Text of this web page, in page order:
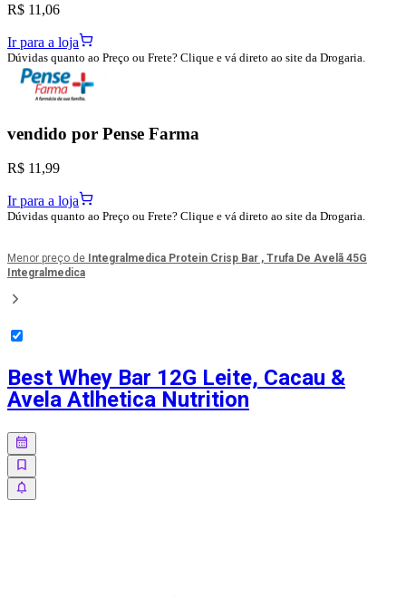
R$ 11,06
Ir para a loja
Dúvidas quanto ao Preço ou Frete? Clique e vá direto ao site da Drogaria.
vendido por Pense Farma
R$ 11,99
Ir para a loja
Dúvidas quanto ao Preço ou Frete? Clique e vá direto ao site da Drogaria.
Menor preço de Integralmedica Protein Crisp Bar , Trufa De Avelã 45G
Integralmedica
Best Whey Bar 12G Leite, Cacau &
Avela Atlhetica Nutrition